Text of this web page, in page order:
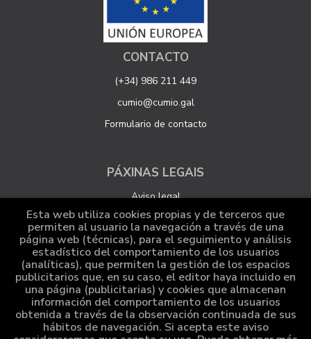
CONTACTO
(+34) 986 211 449
cumio@cumio.gal
Formulario de contacto
PÁXINAS LEGAIS
Aviso legal
Protección de datos
Política de Cookies
Configuración de Cookies
ATENCIÓN AO CLIENTE
Quen somos
Esta web utiliza cookies propias y de terceros que
permiten al usuario la navegación a través de una
página web (técnicas), para el seguimiento y análisis
estadístico del comportamiento de los usuarios
(analíticas), que permiten la gestión de los espacios
publicitarios que, en su caso, el editor haya incluido en
una página (publicitarias) y cookies que almacenan
información del comportamiento de los usuarios
obtenida a través de la observación continuada de sus
hábitos de navegación. Si acepta este aviso